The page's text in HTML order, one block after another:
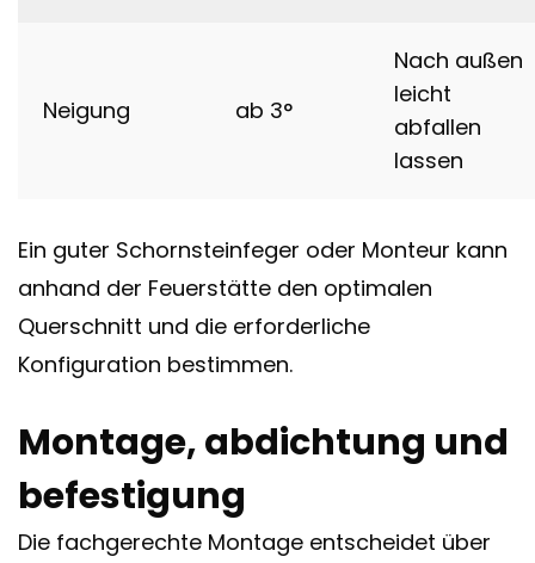
Neigung ab 3°
Nach außen
leicht
abfallen
lassen
Ein guter Schornsteinfeger oder Monteur kann
anhand der Feuerstätte den optimalen
Querschnitt und die erforderliche
Konfiguration bestimmen.
Montage, abdichtung und
befestigung
Die fachgerechte Montage entscheidet über